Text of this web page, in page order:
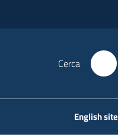
Cerca
English site